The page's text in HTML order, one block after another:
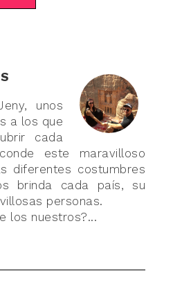
unos
a los que
cada
este maravilloso
diferentes costumbres
brinda cada país, su
personas.
los nuestros?...